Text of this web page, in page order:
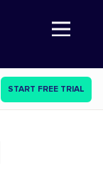
Abre a navegação
START FREE TRIAL